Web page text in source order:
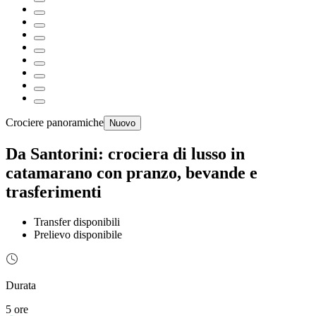
Crociere panoramiche Nuovo
Da Santorini: crociera di lusso in
catamarano con pranzo, bevande e
trasferimenti
Transfer disponibili
Prelievo disponibile
Durata
5 ore